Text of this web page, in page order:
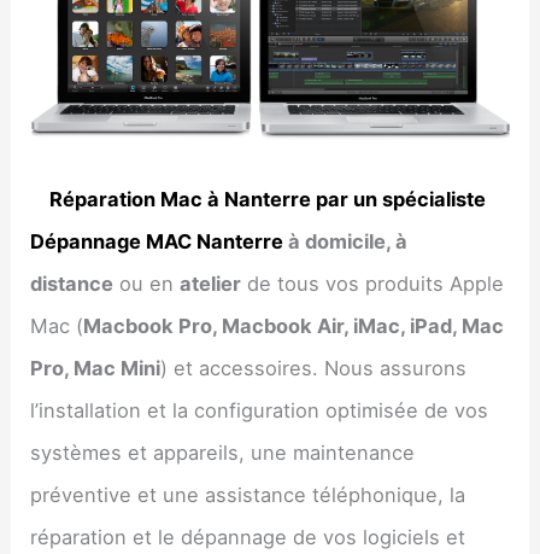
Réparation Mac à Nanterre par un spécialiste
Dépannage MAC Nanterre à domicile, à
distance ou enatelier de tous vos produits Apple
Mac (Macbook Pro, Macbook Air, iMac, iPad, Mac
Pro, Mac Mini) et accessoires. Nous assurons
l’installation et la configuration optimisée de vos
systèmes et appareils, une maintenance
préventive et une assistance téléphonique, la
réparation et le dépannage de vos logiciels et